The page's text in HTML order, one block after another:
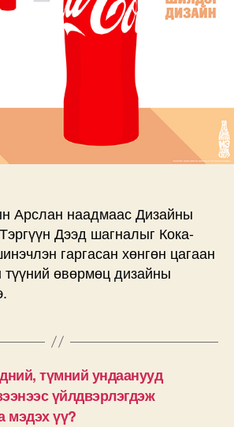
Арслан наадмаас Дизайны
Дээд шагналыг Кока-
гаргасан хөнгөн цагаан
түүний өвөрмөц дизайны
түмний ундаанууд
үйлдвэрлэгдэж
мэдэх үү?